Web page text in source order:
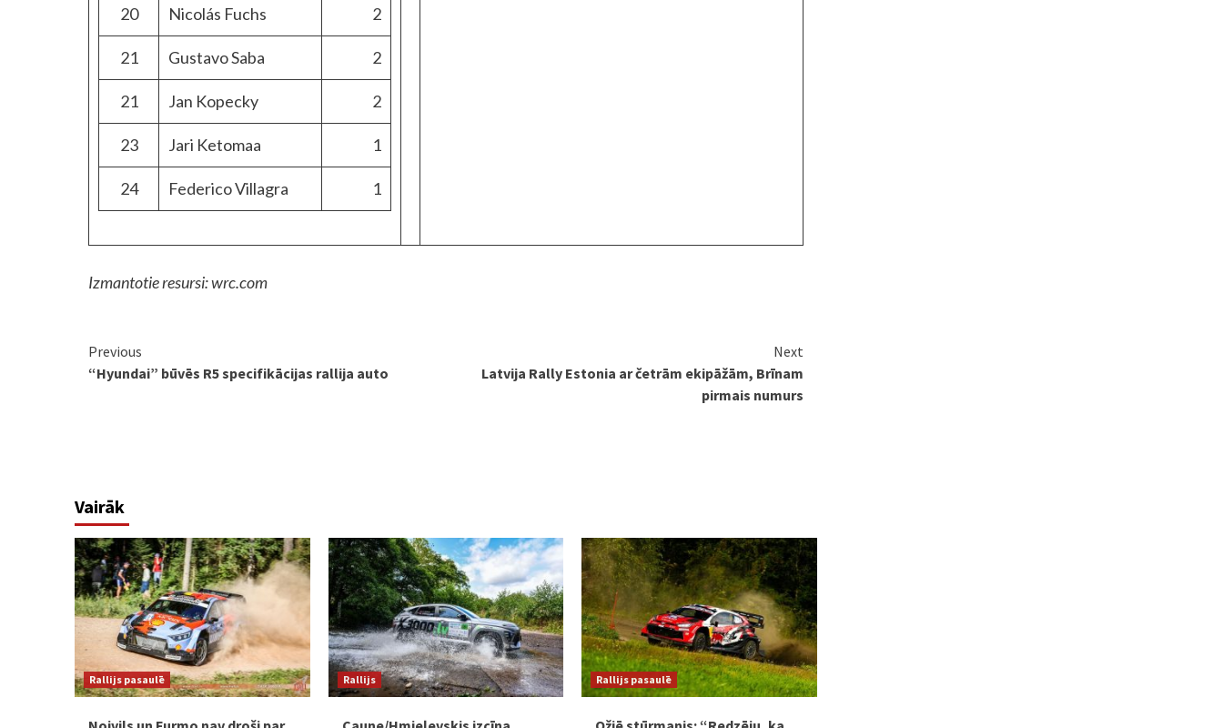
20 Nicolás Fuchs 2
21 Gustavo Saba 2
21 Jan Kopecky 2
23 Jari Ketomaa 1
24 Federico Villagra 1
Izmantotie resursi: wrc.com
Continue
Reading
Previous
“Hyundai” būvēs R5 specifikācijas rallija auto
Next
Latvija Rally Estonia ar četrām ekipāžām, Brīnam
pirmais numurs
Vairāk
Rallijs pasaulē Rallijs Rallijs pasaulē